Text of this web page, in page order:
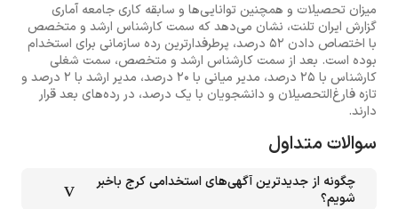
میزان تحصیلات و همچنین توانایی‌ها و سابقه کاری جامعه آماری
گزارش ایران تلنت، نشان می‌دهد که سمت کارشناس ارشد و متخصص
با اختصاص دادن ۵۲ درصد، پرطرفدارترین رده سازمانی برای استخدام
بوده است. بعد از سمت کارشناس ارشد و متخصص، سمت شغلی
کارشناس با ۲۵ درصد، مدیر میانی با ۲۰ درصد، مدیر ارشد با ۲ درصد و
تازه فارغ‌التحصیلان و دانشجویان با یک درصد، در رده‌های بعد قرار
دارند.
سوالات متداول
چگونه از جدیدترین آگهی‌های استخدامی کرج باخبر
شویم؟